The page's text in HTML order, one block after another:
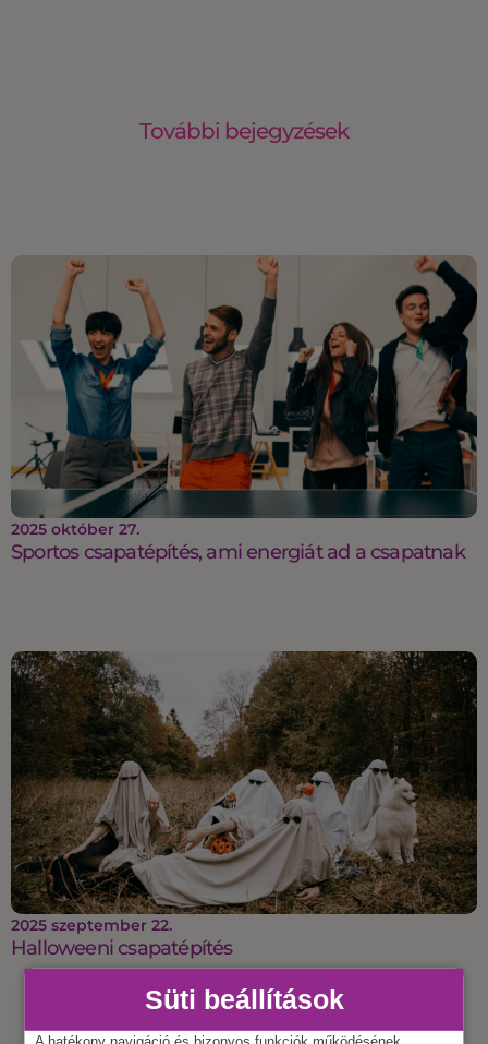
További bejegyzések
2025 október 27.
Sportos csapatépítés, ami energiát ad a csapatnak
2025 szeptember 22.
Halloweeni csapatépítés
Süti beállítások